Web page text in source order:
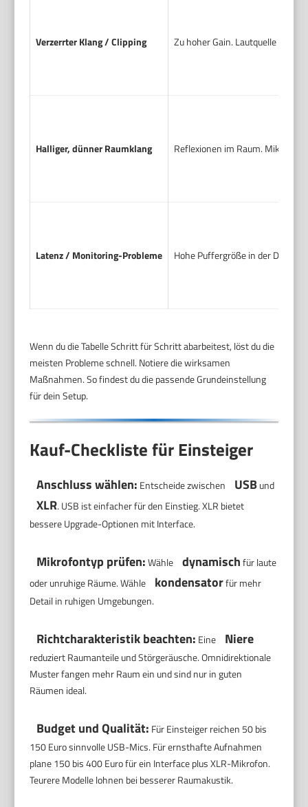
Verzerrter Klang / Clipping Zu hoher Gain. Lautquelle zu
Halliger, dünner Raumklang Reflexionen im Raum. Mikrofon
Latenz / Monitoring-Probleme Hohe Puffergröße in der DAW.
Wenn du die Tabelle Schritt für Schritt abarbeitest, löst du die
meisten Probleme schnell. Notiere die wirksamen
Maßnahmen. So findest du die passende Grundeinstellung
für dein Setup.
Kauf-Checkliste für Einsteiger
Anschluss wählen: Entscheide zwischen USBund
XLR. USB ist einfacher für den Einstieg. XLR bietet
bessere Upgrade-Optionen mit Interface.
Mikrofontyp prüfen:Wähle dynamischfür laute
oder unruhige Räume. Wähle
kondensatorfür mehr
Detail in ruhigen Umgebungen.
Richtcharakteristik beachten: Eine Niere
reduziert Raumanteile und Störgeräusche. Omnidirektionale
Muster fangen mehr Raum ein und sind nur in guten
Räumen ideal.
Budget und Qualität: Für Einsteiger reichen 50 bis
150 Euro sinnvolle USB-Mics. Für ernsthafte Aufnahmen
plane 150 bis 400 Euro für ein Interface plus XLR-Mikrofon.
Teurere Modelle lohnen bei besserer Raumakustik.